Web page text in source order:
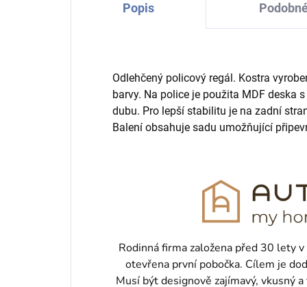
Popis
Odlehčený policový regál. Kostra
barvy. Na police je použita MDF deska
dubu. Pro lepší stabilitu je na zadní
Balení obsahuje sadu umožňující
Rodinná firma založena před 30 lety
otevřena první pobočka. Cílem je
Musí být designově zajímavý, vkusný